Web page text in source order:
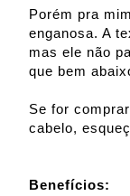
Porém pra
enganosa. A
mas ele não
que bem
Se for
cabelo,
Benefícios: